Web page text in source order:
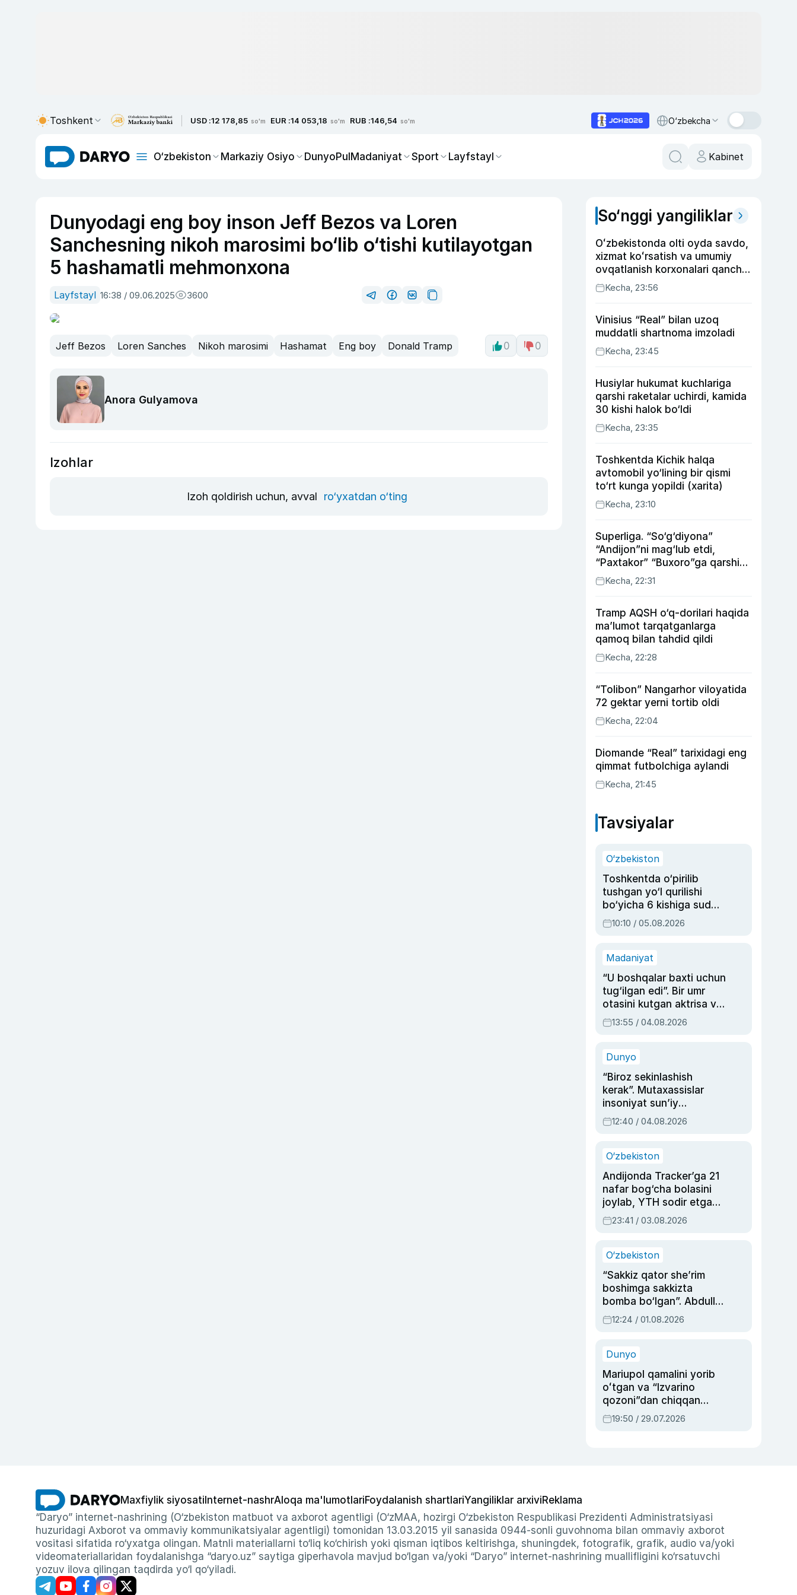
Toshkent USD :12 178,85 so'm EUR :14 053,18 so'm RUB :146,54 so'm O‘zbekcha
O‘zbekiston Markaziy Osiyo DunyoPulMadaniyat Sport Layfstayl Kabinet
Dunyodagi eng boy inson Jeff Bezos va Loren
Sanchesning nikoh marosimi bo‘lib o‘tishi kutilayotgan
5 hashamatli mehmonxona
Layfstayl 16:38 / 09.06.2025 3600
Jeff Bezos Loren Sanches Nikoh marosimi Hashamat Eng boy Donald Tramp 0 0
Anora Gulyamova
Izohlar
Izoh qoldirish uchun, avval ro‘yxatdan o‘ting
So‘nggi yangiliklar
Oʻzbekistonda olti oyda savdo,
xizmat koʻrsatish va umumiy
ovqatlanish korxonalari qancha
soliq toʻlagani ochiqlandi
Kecha, 23:56
Vinisius “Real” bilan uzoq
muddatli shartnoma imzoladi
Kecha, 23:45
Husiylar hukumat kuchlariga
qarshi raketalar uchirdi, kamida
30 kishi halok bo‘ldi
Kecha, 23:35
Toshkentda Kichik halqa
avtomobil yo‘lining bir qismi
to‘rt kunga yopildi (xarita)
Kecha, 23:10
Superliga. “So‘g‘diyona”
“Andijon”ni mag‘lub etdi,
“Paxtakor” “Buxoro”ga qarshi
bahsda g‘alabani qo‘ldan
chiqardi
Kecha, 22:31
Tramp AQSH o‘q-dorilari haqida
ma’lumot tarqatganlarga
qamoq bilan tahdid qildi
Kecha, 22:28
“Tolibon” Nangarhor viloyatida
72 gektar yerni tortib oldi
Kecha, 22:04
Diomande “Real” tarixidagi eng
qimmat futbolchiga aylandi
Kecha, 21:45
Tavsiyalar
O‘zbekiston
Toshkentda o‘pirilib
tushgan yo‘l qurilishi
bo‘yicha 6 kishiga sud
hukmi o‘qildi
10:10 / 05.08.2026
Madaniyat
“U boshqalar baxti uchun
tug‘ilgan edi”. Bir umr
otasini kutgan aktrisa va
dublyaj ustasi Rimma
Ahmedovaning
13:55 / 04.08.2026
Dunyo
“Biroz sekinlashish
kerak”. Mutaxassislar
insoniyat sun’iy
intellektni boshqara
olmay qolishidan xavotir
12:40 / 04.08.2026
O‘zbekiston
Andijonda Tracker’ga 21
nafar bog‘cha bolasini
joylab, YTH sodir etgan
ayolga sud hukmi o‘qildi
23:41 / 03.08.2026
O‘zbekiston
“Sakkiz qator she’rim
boshimga sakkizta
bomba bo‘lgan”. Abdulla
Oripovni siyosiy
ayblovlardan asrab
12:24 / 01.08.2026
Dunyo
Mariupol qamalini yorib
oʻtgan va “Izvarino
qozoni”dan chiqqan
qahramon — Ukraina
armiyasi bosh
19:50 / 29.07.2026
Maxfiylik siyosati Internet-nashrAloqa ma'lumotlariFoydalanish shartlariYangiliklar arxiviReklama
“Daryo” internet-nashrining (O‘zbekiston matbuot va axborot agentligi (O‘zMAA, hozirgi O‘zbekiston Respublikasi Prezidenti Administratsiyasi
huzuridagi Axborot va ommaviy kommunikatsiyalar agentligi) tomonidan 13.03.2015 yil sanasida 0944-sonli guvohnoma bilan ommaviy axborot
vositasi sifatida ro‘yxatga olingan. Matnli materiallarni to‘liq ko‘chirish yoki qisman iqtibos keltirishga, shuningdek, fotografik, grafik, audio va/yoki
videomateriallaridan foydalanishga “daryo.uz” saytiga giperhavola mavjud bo‘lgan va/yoki “Daryo” internet-nashrining muallifligini ko‘rsatuvchi
yozuv ilova qilingan taqdirda yo‘l qo‘yiladi.